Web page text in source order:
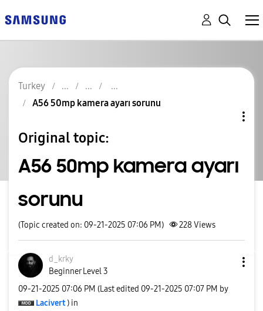
Turkey
A56 50mp kamera ayarı sorunu
Original topic:
A56 50mp kamera ayarı
sorunu
(Topic created on: 09-21-2025 07:06 PM) 228Views
d_krky
Beginner Level 3
‎09-21-2025 07:06 PM (Last edited ‎09-21-2025 07:07 PM by
Lacivert ) in